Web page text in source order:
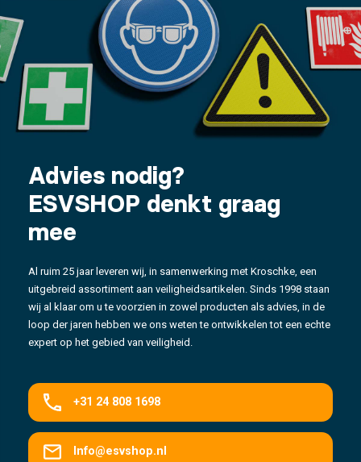
Advies nodig?
ESVSHOP denkt graag
mee
Al ruim 25 jaar leveren wij, in samenwerking met Kroschke, een
uitgebreid assortiment aan veiligheidsartikelen. Sinds 1998 staan
wij al klaar om u te voorzien in zowel producten als advies, in de
loop der jaren hebben we ons weten te ontwikkelen tot een echte
expert op het gebied van veiligheid.
+31 24 808 1698
Info@esvshop.nl